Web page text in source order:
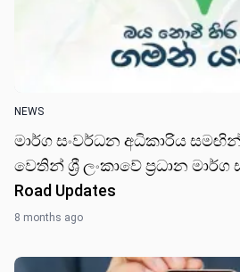
NEWS
මාර්ග සංවර්ධන අධිකාරිය සමඟින්
වෙතින් ශ්‍රී ලංකාවේ ප්‍රධාන මාර්ග
Road Updates
8 months ago